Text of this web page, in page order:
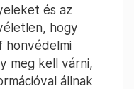
és az
hogy
honvédelmi
meg kell várni,
állnak